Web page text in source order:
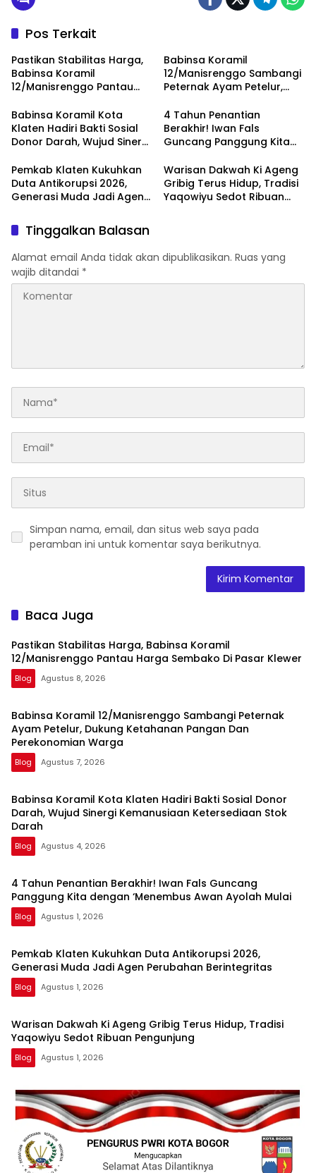
Pos Terkait
Pastikan Stabilitas Harga,
Babinsa Koramil
12/Manisrenggo Pantau
Klewer
Babinsa Koramil
12/Manisrenggo Sambangi
Peternak Ayam Petelur,
Dan Perekonomian Warga
Babinsa Koramil Kota
Klaten Hadiri Bakti Sosial
Donor Darah, Wujud Sinergi
Ketersediaan Stok Darah
4 Tahun Penantian
Berakhir! Iwan Fals
Guncang Panggung Kita
Ayolah Mulai
Pemkab Klaten Kukuhkan
Duta Antikorupsi 2026,
Generasi Muda Jadi Agen
Warisan Dakwah Ki Ageng
Gribig Terus Hidup, Tradisi
Yaqowiyu Sedot Ribuan
Tinggalkan Balasan
Alamat email Anda tidak akan dipublikasikan. Ruas yang
wajib ditandai *
Simpan nama, email, dan situs web saya pada
peramban ini untuk komentar saya berikutnya.
Baca Juga
Pastikan Stabilitas Harga, Babinsa Koramil
12/Manisrenggo Pantau Harga Sembako Di Pasar Klewer
Blog Agustus 8, 2026
Babinsa Koramil 12/Manisrenggo Sambangi Peternak
Ayam Petelur, Dukung Ketahanan Pangan Dan
Perekonomian Warga
Blog Agustus 7, 2026
Babinsa Koramil Kota Klaten Hadiri Bakti Sosial Donor
Darah, Wujud Sinergi Kemanusiaan Ketersediaan Stok
Darah
Blog Agustus 4, 2026
4 Tahun Penantian Berakhir! Iwan Fals Guncang
Panggung Kita dengan ‘Menembus Awan Ayolah Mulai
Blog Agustus 1, 2026
Pemkab Klaten Kukuhkan Duta Antikorupsi 2026,
Generasi Muda Jadi Agen Perubahan Berintegritas
Blog Agustus 1, 2026
Warisan Dakwah Ki Ageng Gribig Terus Hidup, Tradisi
Yaqowiyu Sedot Ribuan Pengunjung
Blog Agustus 1, 2026